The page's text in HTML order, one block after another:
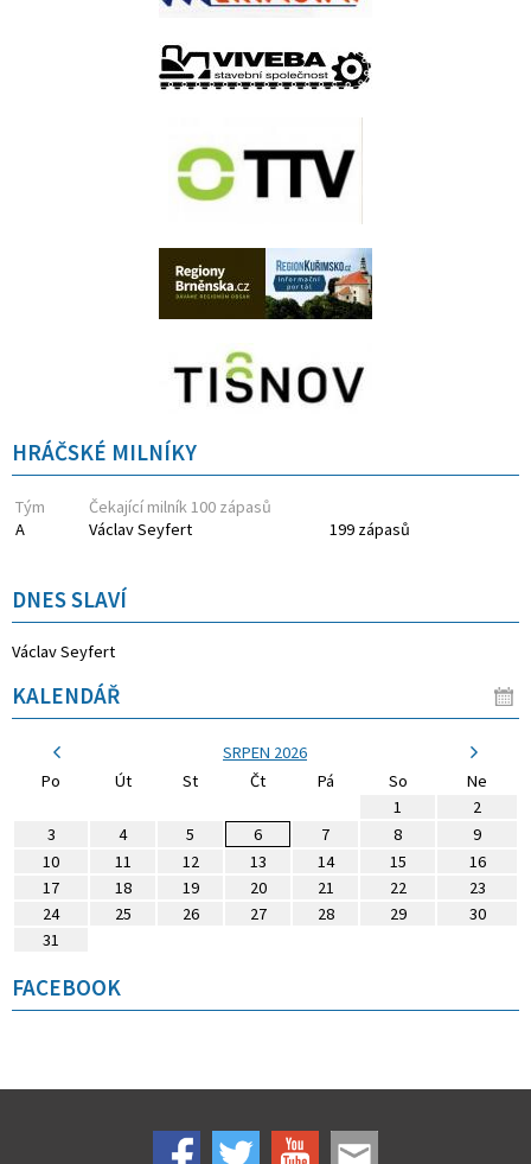
HRÁČSKÉ MILNÍKY
Tým
Čekající milník 100 zápasů
A
Václav Seyfert 199 zápasů
DNES SLAVÍ
Václav Seyfert
KALENDÁŘ
SRPEN 2026
Po
Út St Čt Pá So
Ne
1
2
3
4 5 6 7 8
9
10
11 12 13 14 15
16
17
18 19 20 21 22
23
24
25 26 27 28 29
30
31
FACEBOOK